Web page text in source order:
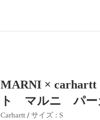
MARNI × carhartt
ト マルニ パ
Carhartt / サイズ : S